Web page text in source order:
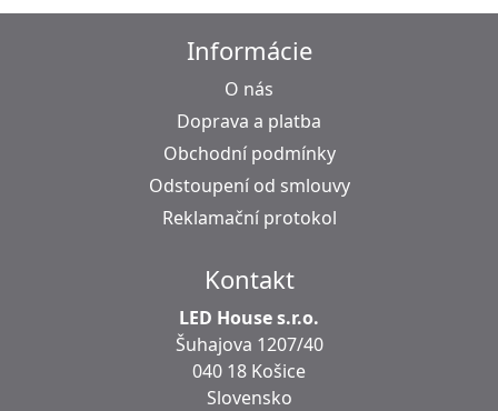
Informácie
O nás
Doprava a platba
Obchodní podmínky
Odstoupení od smlouvy
Reklamační protokol
Kontakt
LED House s.r.o.
Šuhajova 1207/40
040 18 Košice
Slovensko